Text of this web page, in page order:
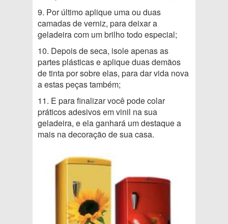
9. Por último aplique uma ou duas
camadas de verniz, para deixar a
geladeira com um brilho todo especial;
10. Depois de seca, isole apenas as
partes plásticas e aplique duas demãos
de tinta por sobre elas, para dar vida nova
a estas peças também;
11. E para finalizar você pode colar
práticos adesivos em vinil na sua
geladeira, e ela ganhará um destaque a
mais na decoração de sua casa.